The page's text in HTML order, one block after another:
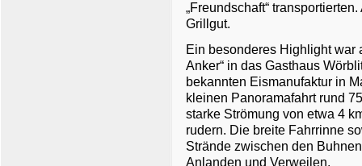
„Freundschaft“
Grillgut.
Ein besonderes Highlight war
Anker“ in das Gasthaus
bekannten Eismanufaktur in
kleinen Panoramafahrt rund
starke Strömung von etwa 4
rudern. Die breite Fahrrinne
Strände zwischen den
Anlanden und Verweilen.